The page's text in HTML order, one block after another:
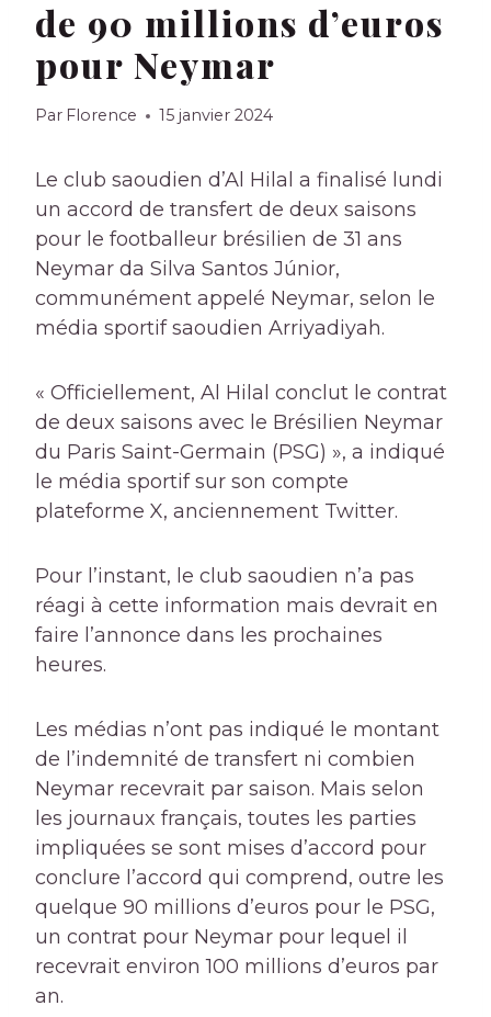
de 90 millions d’euros
pour Neymar
Par Florence 15 janvier 2024
Le club saoudien d’Al Hilal a finalisé lundi
un accord de transfert de deux saisons
pour le footballeur brésilien de 31 ans
Neymar da Silva Santos Júnior,
communément appelé Neymar, selon le
média sportif saoudien Arriyadiyah.
« Officiellement, Al Hilal conclut le contrat
de deux saisons avec le Brésilien Neymar
du Paris Saint-Germain (PSG) », a indiqué
le média sportif sur son compte
plateforme X, anciennement Twitter.
Pour l’instant, le club saoudien n’a pas
réagi à cette information mais devrait en
faire l’annonce dans les prochaines
heures.
Les médias n’ont pas indiqué le montant
de l’indemnité de transfert ni combien
Neymar recevrait par saison. Mais selon
les journaux français, toutes les parties
impliquées se sont mises d’accord pour
conclure l’accord qui comprend, outre les
quelque 90 millions d’euros pour le PSG,
un contrat pour Neymar pour lequel il
recevrait environ 100 millions d’euros par
an.